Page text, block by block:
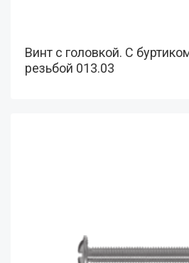
Винт с головкой. С
резьбой 013.03